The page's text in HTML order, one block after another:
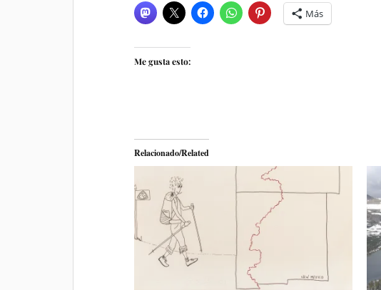
Más
Me gusta esto:
Relacionado/Related